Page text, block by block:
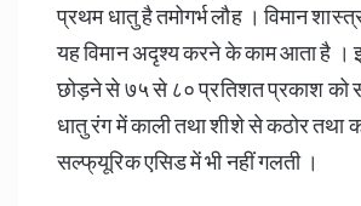
प्रथम धातु है तमोगर्भ लौह । विमान
यह विमान अदृश्य करने के काम आता है ।
छोड़ने से ७५ से ८० प्रतिशत प्रकाश को
धातु रंग में काली तथा शीशे से कठोर तथा
सल्फ्‌यूरिक एसिड में भी नहीं गलती ।